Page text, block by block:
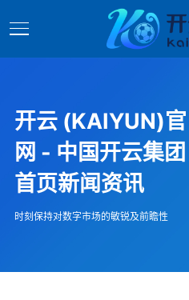
开云 (KAIYUN)官
网 - 中国开云集团
首页新闻资讯
时刻保持对数字市场的敏锐及前瞻性